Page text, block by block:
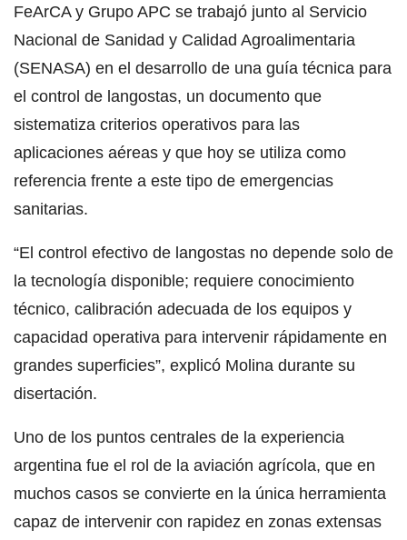
FeArCA y Grupo APC se trabajó junto al Servicio
Nacional de Sanidad y Calidad Agroalimentaria
(SENASA) en el desarrollo de una guía técnica para
el control de langostas, un documento que
sistematiza criterios operativos para las
aplicaciones aéreas y que hoy se utiliza como
referencia frente a este tipo de emergencias
sanitarias.
“El control efectivo de langostas no depende solo de
la tecnología disponible; requiere conocimiento
técnico, calibración adecuada de los equipos y
capacidad operativa para intervenir rápidamente en
grandes superficies”, explicó Molina durante su
disertación.
Uno de los puntos centrales de la experiencia
argentina fue el rol de la aviación agrícola, que en
muchos casos se convierte en la única herramienta
capaz de intervenir con rapidez en zonas extensas